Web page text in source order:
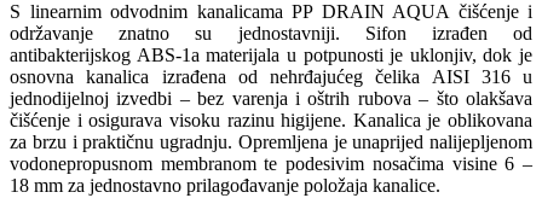
S linearnim odvodnim kanalicama PP DRAIN AQUA čišćenje i
održavanje znatno su jednostavniji. Sifon izrađen od
antibakterijskog ABS-1a materijala u potpunosti je uklonjiv, dok je
osnovna kanalica izrađena od nehrđajućeg čelika AISI 316 u
jednodijelnoj izvedbi – bez varenja i oštrih rubova – što olakšava
čišćenje i osigurava visoku razinu higijene. Kanalica je oblikovana
za brzu i praktičnu ugradnju. Opremljena je unaprijed nalijepljenom
vodonepropusnom membranom te podesivim nosačima visine 6 –
18 mm za jednostavno prilagođavanje položaja kanalice.